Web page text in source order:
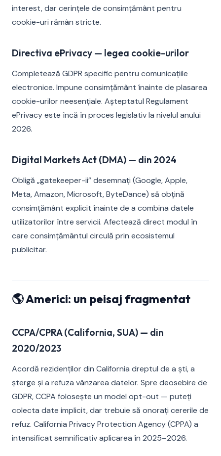
interest, dar cerințele de consimțământ pentru
cookie-uri rămân stricte.
Directiva ePrivacy — legea cookie-urilor
Completează GDPR specific pentru comunicațiile
electronice. Impune consimțământ înainte de plasarea
cookie-urilor neesențiale. Așteptatul Regulament
ePrivacy este încă în proces legislativ la nivelul anului
2026.
Digital Markets Act (DMA) — din 2024
Obligă „gatekeeper-ii” desemnați (Google, Apple,
Meta, Amazon, Microsoft, ByteDance) să obțină
consimțământ explicit înainte de a combina datele
utilizatorilor între servicii. Afectează direct modul în
care consimțământul circulă prin ecosistemul
publicitar.
🌎 Americi: un peisaj fragmentat
CCPA/CPRA (California, SUA) — din
2020/2023
Acordă rezidenților din California dreptul de a ști, a
șterge și a refuza vânzarea datelor. Spre deosebire de
GDPR, CCPA folosește un model opt-out — puteți
colecta date implicit, dar trebuie să onorați cererile de
refuz. California Privacy Protection Agency (CPPA) a
intensificat semnificativ aplicarea în 2025–2026.